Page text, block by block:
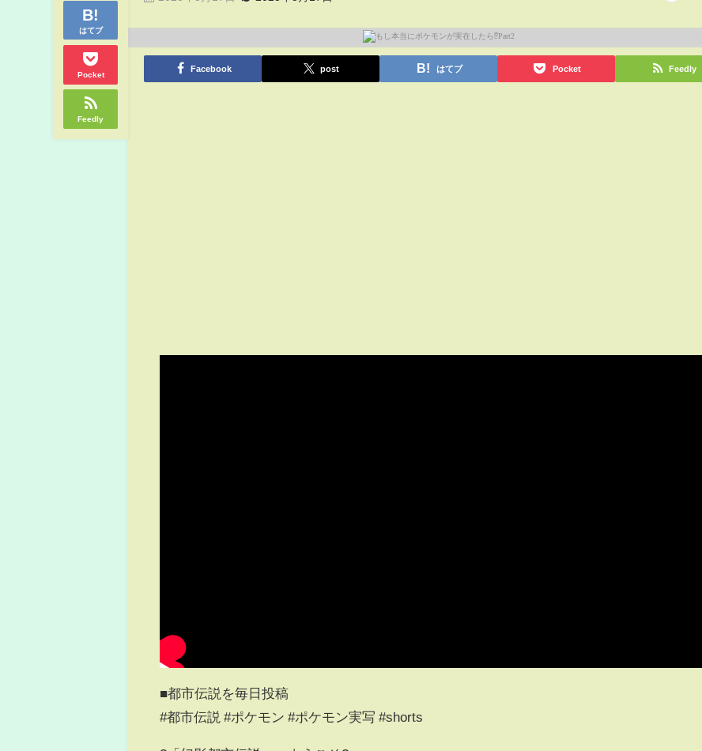
はてブ
Pocket
Feedly
Facebook post はてブ Pocket Feedly
■都市伝説を毎日投稿
#都市伝説 #ポケモン #ポケモン実写 #shorts